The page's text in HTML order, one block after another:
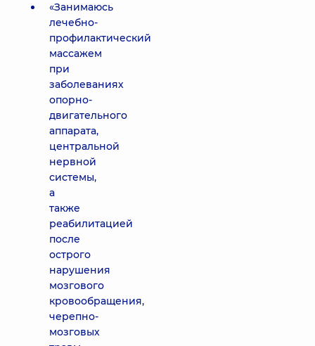
«Занимаюсь
лечебно-
профилактический
массажем
при
заболеваниях
опорно-
двигательного
аппарата,
центральной
нервной
системы,
а
также
реабилитацией
после
острого
нарушения
мозгового
кровообращения,
черепно-
мозговых